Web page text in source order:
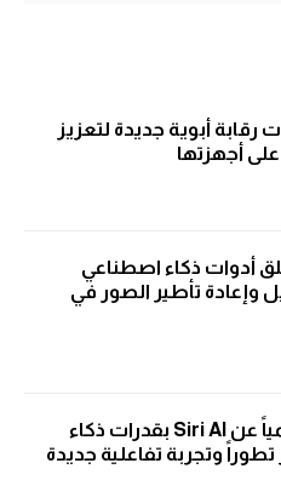
رقابة أبوية جديدة لتعزيز
أجهزتها
أدوات ذكاء اصطناعي
وإعادة تأطير الصور في
أبل تعلن رسمياً عن Siri AI بقدرات ذكاء
وتجربة تفاعلية جديدة